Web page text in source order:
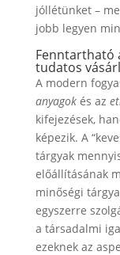
jóllétünket –
jobb legyen
Fenntartható
tudatos
A modern
anyagokés az
kifejezések,
képezik. A
tárgyak
előállításának
minőségi
egyszerre
a társadalmi
ezeknek az